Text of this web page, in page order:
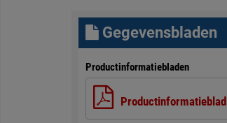
Gegevensbladen
Productinformatiebladen
Productinformatieblad